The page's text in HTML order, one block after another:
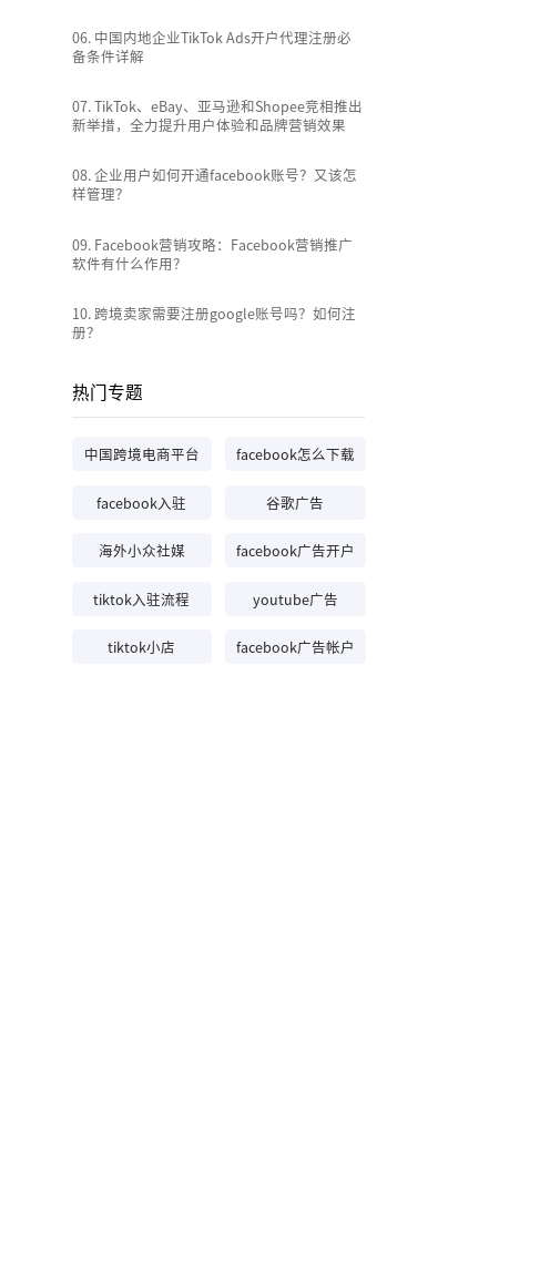
06. 中国内地企业TikTok Ads​​开户代理注册​​​​必
备条件详解
07.TikTok、eBay、亚马逊和Shopee竞相推出
新举措，全力提升用户体验和品牌营销效果
08.企业用户如何开通facebook账号？又该怎
样管理？
09. Facebook营销攻略：Facebook营销推广
软件有什么作用？
10. 跨境卖家需要注册google账号吗？如何注
册？
热门专题
中国跨境电商平台 facebook怎么下载
facebook入驻 谷歌广告
海外小众社媒 facebook广告开户
tiktok入驻流程 youtube广告
tiktok小店 facebook广告帐户